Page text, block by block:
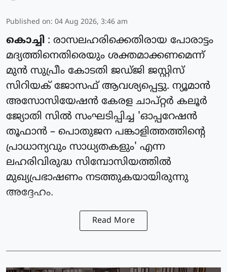
Published on: 04 Aug 2026, 3:46 am
കൊച്ചി : രാസലഹരിക്കെതിരായ പോരാട്ടം
മദ്യത്തിനെതിരെയും ശക്തമാക്കണമെന്ന്
മുൻ സുപ്രീം കോടതി ജഡ്ജി ജസ്റ്റിസ്
സിറിയക് ജോസഫ് ആവശ്യപ്പെട്ടു. ന്യൂമാൻ
അസോസിയേഷൻ കേരള ചാപ്റ്റർ കലൂർ
ജ്യോതി സിൽ സംഘടിപ്പിച്ച 'ഓപ്പറേഷൻ
തൂഫാൻ – പൊതുജന പങ്കാളിത്തത്തിന്റെ
പ്രാധാന്യവും സാധ്യതകളും' എന്ന
ലഹരിവിരുദ്ധ സിമ്പോസിയത്തിൽ
മുഖ്യപ്രഭാഷണം നടത്തുകയായിരുന്നു
അദ്ദേഹം.
Read More